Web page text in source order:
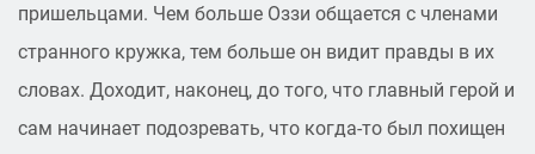
пришельцами. Чем больше Оззи общается с членами
странного кружка, тем больше он видит правды в их
словах. Доходит, наконец, до того, что главный герой и
сам начинает подозревать, что когда‑то был похищен